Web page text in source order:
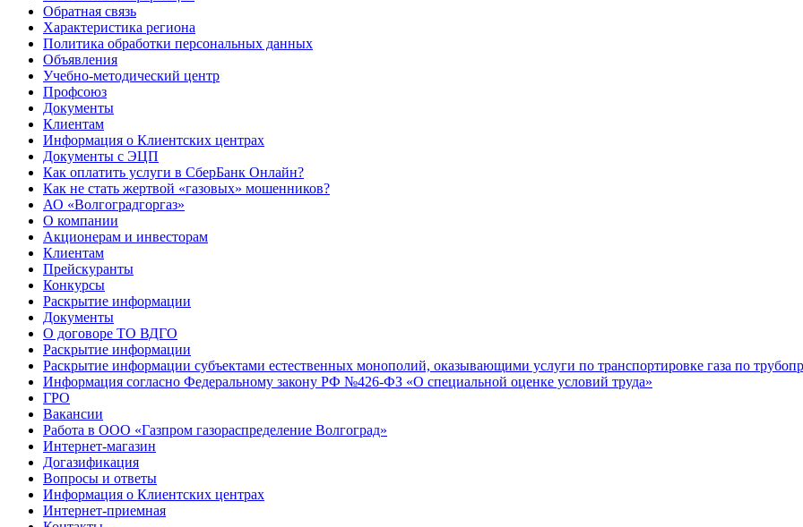
Обратная связь
Характеристика региона
Политика обработки персональных данных
Oбъявления
Учебно-методический центр
Профсоюз
Документы
Клиентам
Информация о Клиентских центрах
Документы с ЭЦП
Как оплатить услуги в СберБанк Онлайн?
Как не стать жертвой «газовых» мошенников?
АО «Волгоградгоргаз»
О компании
Акционерам и инвесторам
Клиентам
Прейскуранты
Конкурсы
Раскрытие информации
Документы
О договоре ТО ВДГО
Раскрытие информации
Раскрытие информации субъектами естественных монополий, оказывающими услуги по транспортировке газа по
Информация согласно Федеральному закону РФ №426-ФЗ «О специальной оценке условий труда»
ГРО
Вакансии
Работа в ООО «Газпром газораспределение Волгоград»
Интернет-магазин
Догазификация
Вопросы и ответы
Информация о Клиентских центрах
Интернет-приемная